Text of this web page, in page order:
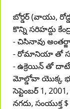
బోర్డర్ (వాయు,
కొన్ని సరిహద్దు
- చిసినావు
- రోమానియా తో
- ఉక్రెయిన్ తో దాటే
మోల్డోవా యొక్క
సెప్టెంబర్ 1,
నగదు,